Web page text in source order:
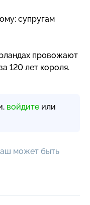
: супругам
провожают
120 лет короля.
войдите или
может быть